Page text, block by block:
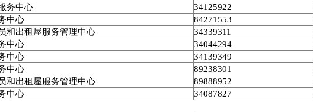
务中心 34125922
中心 84271553
和出租屋服务管理中心 34339311
中心 34044294
中心 34139349
中心 89238301
和出租屋服务管理中心 89888952
中心 34087827